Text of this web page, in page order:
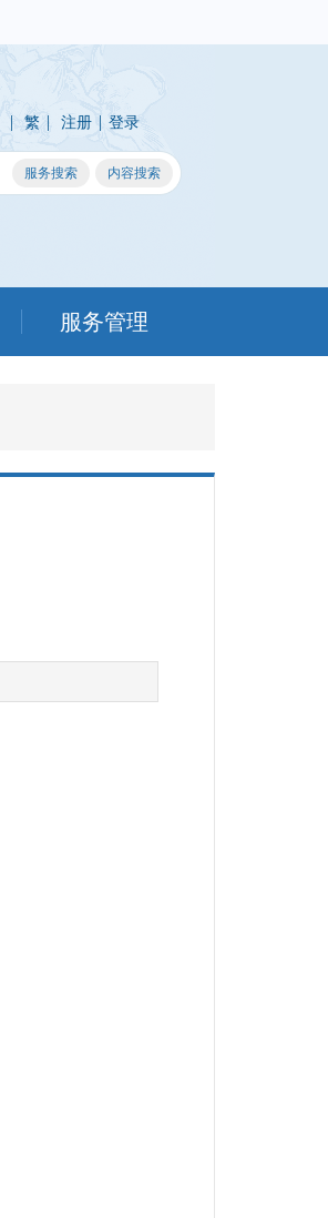
| 繁 | 注册 | 登录
服务管理